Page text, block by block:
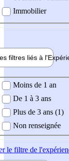
Immobilier
filtres liés à l'
demandée
Moins de 1 an
De 1 à 3 ans
Plus de 3 ans (1)
Non renseignée
le filtre de